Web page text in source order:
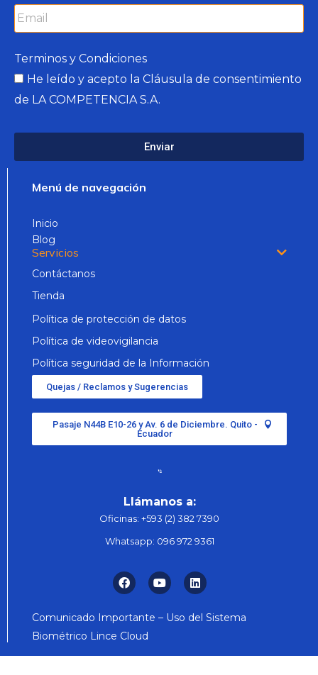
Terminos y Condiciones
He leído y acepto la Cláusula de consentimiento
de LA COMPETENCIA S.A.
Enviar
Menú de navegación
Inicio
Blog
Servicios
Contáctanos
Tienda
Política de protección de datos
Política de videovigilancia
Política seguridad de la Información
Quejas / Reclamos y Sugerencias
Pasaje N44B E10-26 y Av. 6 de Diciembre. Quito -
Ecuador
Llámanos a:
Oficinas: +593 (2) 382 7390
Whatsapp: 096 972 9361
Comunicado Importante – Uso del Sistema
Biométrico Lince Cloud